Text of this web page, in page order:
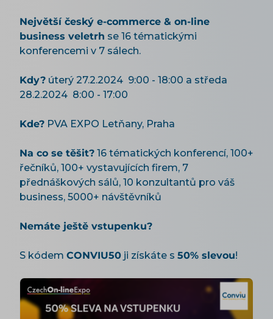
Největší český e-commerce & on-line
business veletrh se 16 tématickými
konferencemi v 7 sálech.
Kdy? úterý 27.2.2024 9:00 - 18:00 a středa
28.2.2024 8:00 - 17:00
Kde? PVA EXPO Letňany, Praha
Na co se těšit? 16 tématických konferencí, 100+
řečníků, 100+ vystavujících firem, 7
přednáškových sálů, 10 konzultantů pro váš
business, 5000+ návštěvníků
Nemáte ještě vstupenku?
S kódem CONVIU50 ji získáte s 50% slevou!